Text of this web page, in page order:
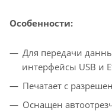
Особенности:
Для передачи
интерфейсы USB и
Печатает с
Оснащен